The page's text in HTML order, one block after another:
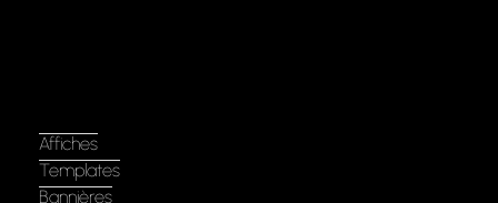
Affiches
Templates
Bannières